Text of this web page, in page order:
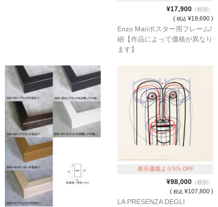
¥17,900（税別）
( 税込 ¥19,690 )
Enzo Mariポスター用フレーム/
細【作品によって価格が異なり
ます】
表示価格より5% OFF
¥98,000（税別）
( 税込 ¥107,800 )
LA PRESENZA DEGLI